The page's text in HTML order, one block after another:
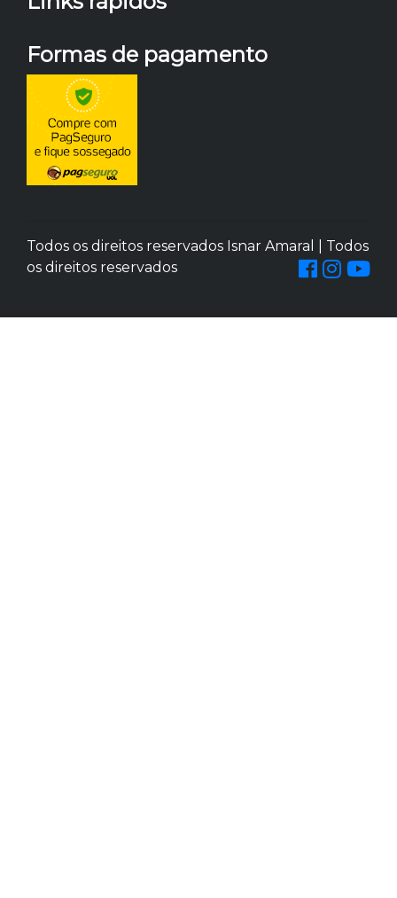
Formas de pagamento
Todos os direitos reservados Isnar Amaral | Todos
os direitos reservados